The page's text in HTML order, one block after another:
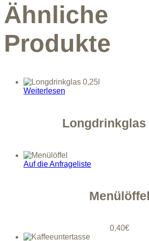
Ähnliche
Produkte
Weiterlesen
Longdrinkglas
Auf die Anfrageliste
Menülöffel
0,40€